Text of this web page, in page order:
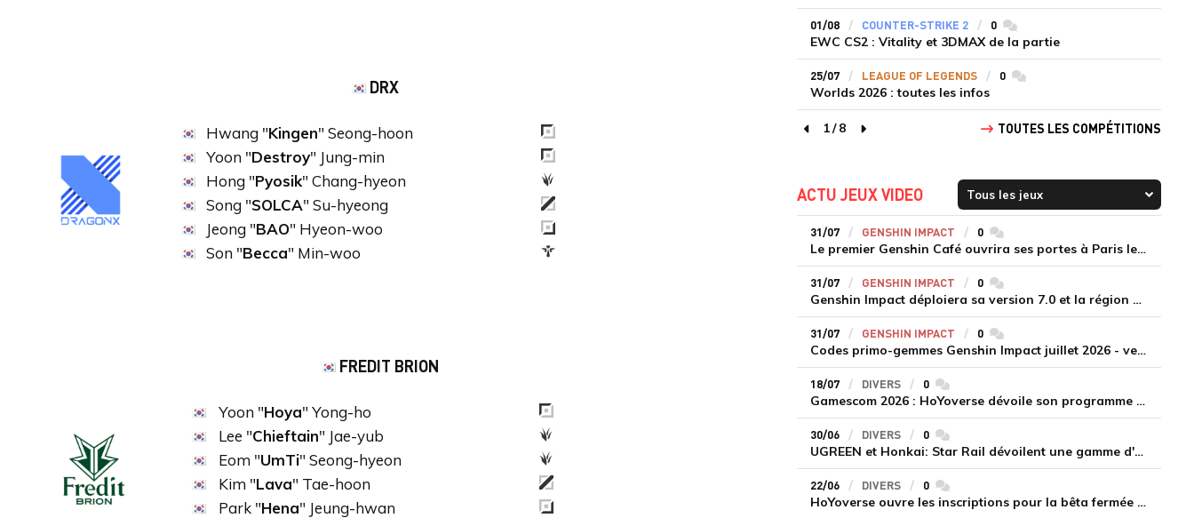
DRX
Hwang "Kingen" Seong-hoon
Yoon "Destroy" Jung-min
Hong "Pyosik" Chang-hyeon
Song "SOLCA" Su-hyeong
Jeong "BAO" Hyeon-woo
Son "Becca" Min-woo
FREDIT BRION
Yoon "Hoya" Yong-ho
Lee "Chieftain" Jae-yub
Eom "UmTi" Seong-hyeon
Kim "Lava" Tae-hoon
Park "Hena" Jeung-hwan
01/08 COUNTER-STRIKE 2 0commentaires
EWC CS2 : Vitality et 3DMAX de la partie
25/07 LEAGUE OF LEGENDS 0commentaires
Worlds 2026 : toutes les infos
page précédente
1/8
page suivante
TOUTES LES COMPÉTITIONS
ACTU JEUX VIDEO
31/07 GENSHIN IMPACT 0commentaires
Le premier Genshin Café ouvrira ses portes à Paris le 14 août
31/07 GENSHIN IMPACT 0commentaires
Genshin Impact déploiera sa version 7.0 et la région de Snezhnaya le 12 août
31/07 GENSHIN IMPACT 0commentaires
Codes primo-gemmes Genshin Impact juillet 2026 - version 7.0
18/07 DIVERS 0commentaires
Gamescom 2026 : HoYoverse dévoile son programme et présente deux nouveaux jeux inédits
30/06 DIVERS 0commentaires
UGREEN et Honkai: Star Rail dévoilent une gamme d'accessoires de recharge en édition limitée
22/06 DIVERS 0commentaires
HoYoverse ouvre les inscriptions pour la bêta fermée de Honkai : Nexus Anima